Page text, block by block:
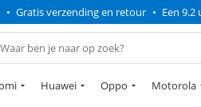
• Gratis verzending en retour • Een
Huawei Oppo Motorola